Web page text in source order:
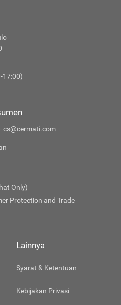
17:00)
cs@cermati.com
Only)
Protection and Trade
Lainnya
Syarat & Ketentuan
Kebijakan Privasi